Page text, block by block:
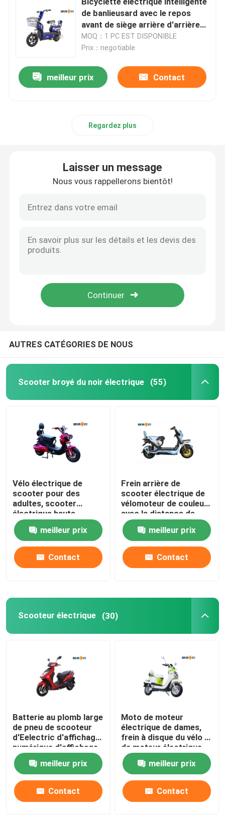
scooter d'équilibre électrique
Scooter électrique de dames
Scooter électrique de la CEE
Bicyclette électrique adulte
Bicyclette électrique intelligente
Mini Car électrique
Moto électrique de sports
de banlieusard avec le repos
avant de siège arrière d'arrière
de panier
MOQ：1 PC EST DISPONIBLE
Prix：negotiable
meilleur prix Contact
Regardez plus
Laisser un message
Nous vous rappellerons bientôt!
AUTRES CATÉGORIES DE NOUS
Scooter broyé du noir électrique (55)
Vélo électrique de
scooter pour des
adultes, scooter
électrique haute
puissance de rue
meilleur prix
Contact
Frein arrière de
scooter électrique de
vélomoteur de couleur
avec la distance de
chaîne de la serrure
60km
meilleur prix
Contact
Scooteur électrique (30)
Batterie au plomb large
de pneu de scooteur
d'Eelectric d'affichage
numérique d'affichage
à cristaux liquides
meilleur prix
Contact
Moto de moteur
électrique de dames,
frein à disque du vélo F
de moteur électrique
meilleur prix
Contact